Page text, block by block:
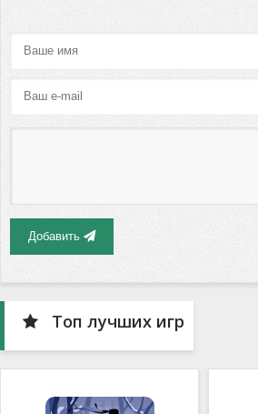
Добавить
Топ лучших игр